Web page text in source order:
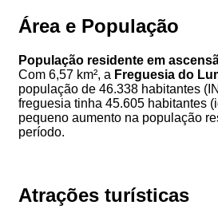
Área e População
População residente em
Com 6,57 km², a Freguesia do
população de 46.338 habitantes
freguesia tinha 45.605 habitantes
pequeno aumento na população
período.
Atrações turísticas